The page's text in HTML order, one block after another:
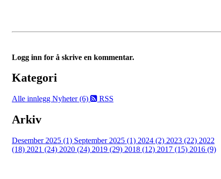
Logg inn for å skrive en kommentar.
Kategori
Alle innlegg Nyheter (6) RSS
Arkiv
Desember 2025 (1) September 2025 (1) 2024 (2) 2023 (22) 2022
(18) 2021 (24) 2020 (24) 2019 (29) 2018 (12) 2017 (15) 2016 (9)